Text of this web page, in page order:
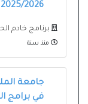
2025/2026
برنامج خادم
منذ سنة
جامعة
في برامج